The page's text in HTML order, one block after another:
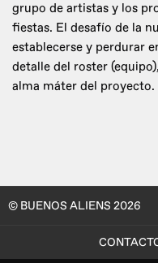
grupo de artistas y los
fiestas. El desafío de la
establecerse y perdurar
detalle del roster
alma máter del proyecto.
© BUENOS ALIENS 2026